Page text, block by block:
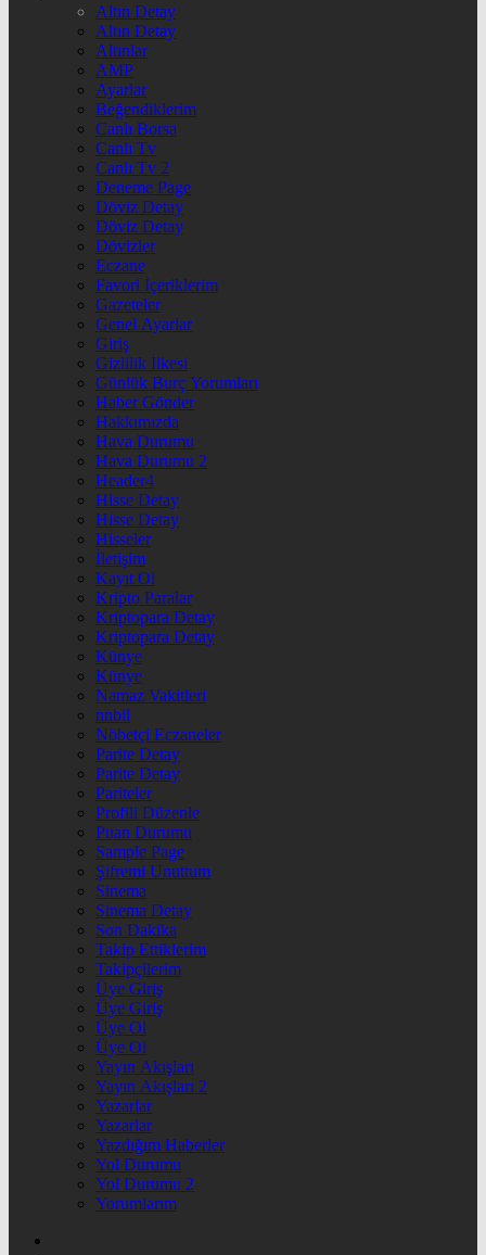
Altın Detay
Altın Detay
Altınlar
AMP
Ayarlar
Beğendiklerim
Canlı Borsa
Canlı Tv
Canlı Tv 2
Deneme Page
Döviz Detay
Döviz Detay
Dövizler
Eczane
Favori İçeriklerim
Gazeteler
Genel Ayarlar
Giriş
Gizlilik İlkesi
Günlük Burç Yorumları
Haber Gönder
Hakkımızda
Hava Durumu
Hava Durumu 2
Header4
Hisse Detay
Hisse Detay
Hisseler
İletişim
Kayıt Ol
Kripto Paralar
Kriptopara Detay
Kriptopara Detay
Künye
Künye
Namaz Vakitleri
nnbil
Nöbetçi Eczaneler
Parite Detay
Parite Detay
Pariteler
Profili Düzenle
Puan Durumu
Sample Page
Şifremi Unuttum
Sinema
Sinema Detay
Son Dakika
Takip Ettiklerim
Takipçilerim
Üye Giriş
Üye Giriş
Üye Ol
Üye Ol
Yayın Akışları
Yayın Akışları 2
Yazarlar
Yazarlar
Yazdığım Haberler
Yol Durumu
Yol Durumu 2
Yorumlarım